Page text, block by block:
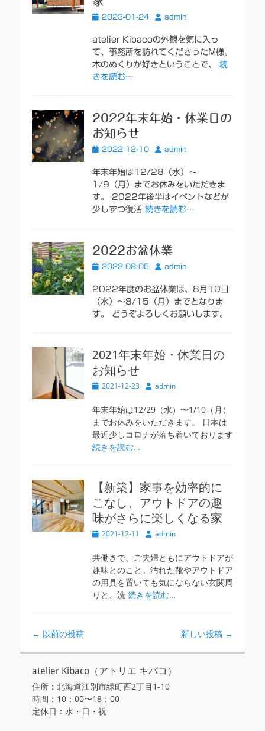
投
日
2023-01-24
投
者
admin
atelier Kibacoの外観を気に入っ
て、事務所を訪れてくださったM様。
木のぬくりが好きということで、 続
きを読む…
2022年末年始・休業日の
お知らせ
投
日
2022-12-10
投
者
admin
年末年始は12/28（水）〜
1/9（月）までお休みをいただきま
す。 2022年後半はイベントなどが
少しずつ復活 続きを読む…
2022お盆休業
投
日
2022-08-05
投
者
admin
2022年度のお盆休業は、8月10日
（水）〜8/15（月）までとなりま
す。 どうぞよろしくお願いします。
2021年末年始・休業日の
お知らせ
投
日
2021-12-23 投
者
admin
年末年始は12/29（水）〜1/10（月）
までお休みをいただきます。 日本は
最近少しコロナが落ち着いております
続きを読む…
【新築】家事を効率的に
こなし、アウトドアの趣
味がさらに楽しくなる家
投
日
2021-12-11
投
者
admin
共働きで、ご夫婦ともにアウトドアが
趣味とのこと。汚れた靴やアウトドア
の用具を置いても気にならない玄関周
りと、洗 続きを読む…
投
ビ
ゲ
ー
シ
← 以前の投稿 新しい投稿 →
atelier Kibaco（アトリエ キバコ）
住所：北海道江別市緑町西2丁目1-10
時間：10：00〜18：00
定休日：水・日・祝